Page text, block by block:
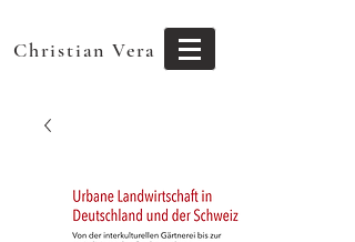
Christian Vera